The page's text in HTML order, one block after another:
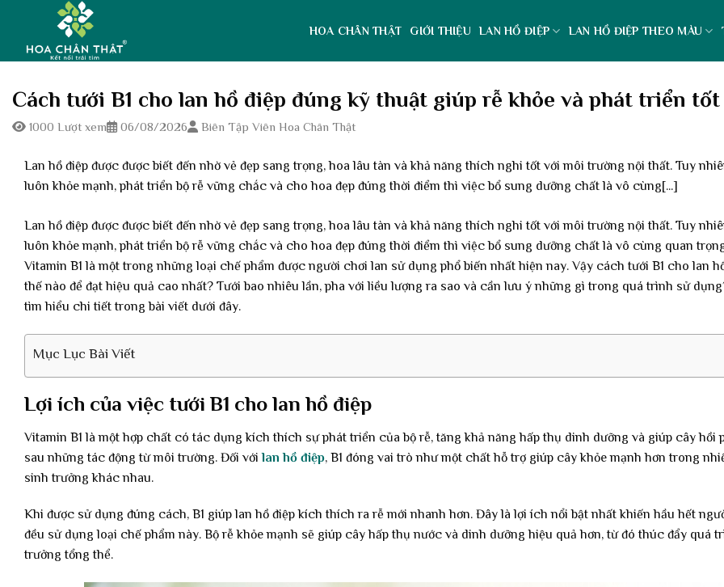
content
HOA CHÂN THẬT GIỚI THIỆU LAN HỒ ĐIỆP LAN HỒ ĐIỆP THEO MÀU
Cách tưới B1 cho lan hồ điệp đúng kỹ thuật giúp rễ khỏe và phát triển tốt
1000 Lượt xem 06/08/2026 Biên Tập Viên Hoa Chân Thật
Lan hồ điệp được được biết đến nhờ vẻ đẹp sang trọng, hoa lâu tàn và khả năng thích nghi tốt với môi trường nội thất. Tuy
luôn khỏe mạnh, phát triển bộ rễ vững chắc và cho hoa đẹp đúng thời điểm thì việc bổ sung dưỡng chất là vô cùng[...]
Lan hồ điệp được được biết đến nhờ vẻ đẹp sang trọng, hoa lâu tàn và khả năng thích nghi tốt với môi trường nội thất. Tuy
luôn khỏe mạnh, phát triển bộ rễ vững chắc và cho hoa đẹp đúng thời điểm thì việc bổ sung dưỡng chất là vô cùng quan
Vitamin B1 là một trong những loại chế phẩm được người chơi lan sử dụng phổ biến nhất hiện nay. Vậy cách tưới B1 cho lan
thế nào để đạt hiệu quả cao nhất? Tưới bao nhiêu lần, pha với liều lượng ra sao và cần lưu ý những gì trong quá trình sử
tìm hiểu chi tiết trong bài viết dưới đây.
Mục Lục Bài Viết
Lợi ích của việc tưới B1 cho lan hồ điệp
Vitamin B1 là một hợp chất có tác dụng kích thích sự phát triển của bộ rễ, tăng khả năng hấp thụ dinh dưỡng và giúp cây hồi
sau những tác động từ môi trường. Đối vớilan hồ điệp, B1 đóng vai trò như một chất hỗ trợ giúp cây khỏe mạnh hơn trong
sinh trưởng khác nhau.
Khi được sử dụng đúng cách, B1 giúp lan hồ điệp kích thích ra rễ mới nhanh hơn. Đây là lợi ích nổi bật nhất khiến hầu hết
đều sử dụng loại chế phẩm này. Bộ rễ khỏe mạnh sẽ giúp cây hấp thụ nước và dinh dưỡng hiệu quả hơn, từ đó thúc đẩy quá
trưởng tổng thể.